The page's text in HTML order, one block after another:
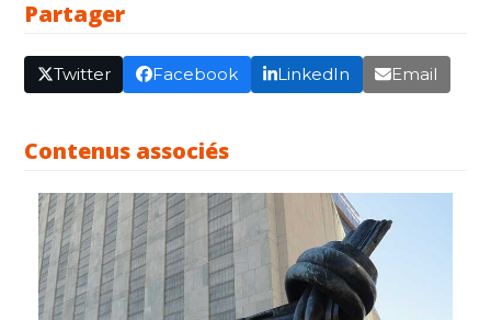
Partager
Twitter Facebook LinkedIn Email
Contenus associés